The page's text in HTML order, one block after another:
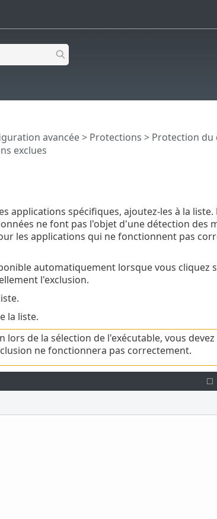
avancée> Protections > Protection du
exclues
applications spécifiques, ajoutez-les à la
ne font pas l'objet d'une détection des
les applications qui ne fonctionnent pas
automatiquement lorsque vous cliquez
l'exclusion.
la liste.
lors de la sélection de l'exécutable, vous
ne fonctionnera pas correctement.